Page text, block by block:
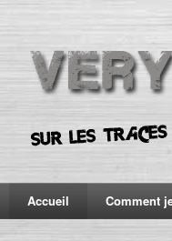
Accueil Comment